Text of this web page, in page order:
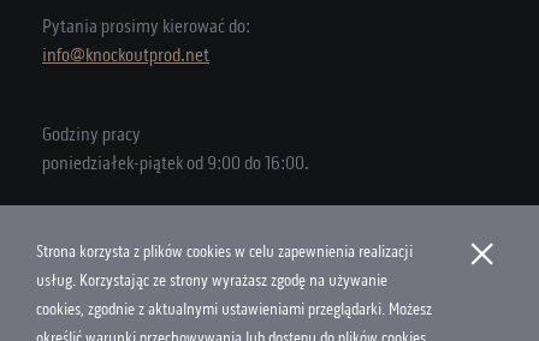
Pytania prosimy kierować do:
info@knockoutprod.net
Godziny pracy
poniedziałek-piątek od 9:00 do 16:00.
Copyright © 2026 Knock Out Productions
Polityka Cookies
Strona korzysta z plików cookies w celu zapewnienia realizacji
usług. Korzystając ze strony wyrażasz zgodę na używanie
cookies, zgodnie z aktualnymi ustawieniami przeglądarki. Możesz
×